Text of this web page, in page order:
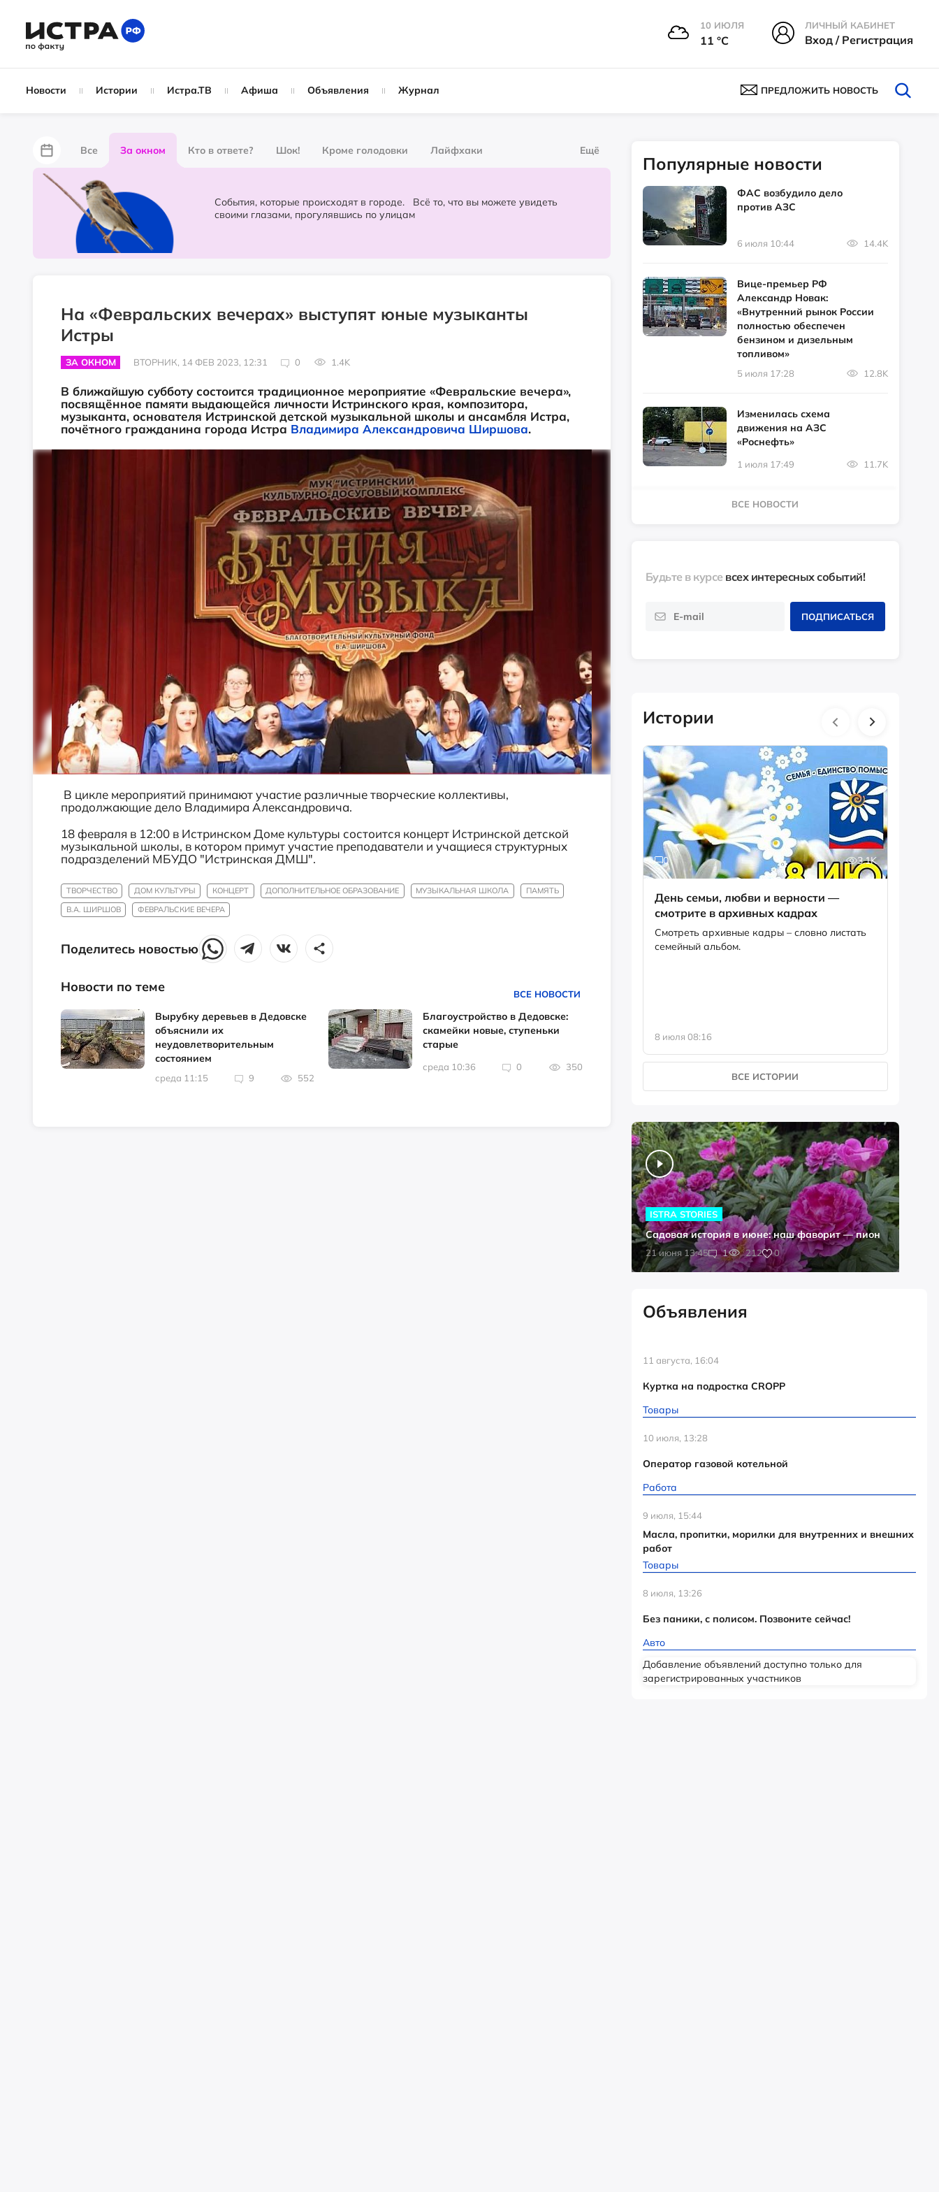
10 ИЮЛЯ
11 °С
ЛИЧНЫЙ КАБИНЕТ
Вход / Регистрация
Новости Истории Истра.ТВ Афиша Объявления Журнал ПРЕДЛОЖИТЬ НОВОСТЬ
Все За окном Кто в ответе? Шок! Кроме голодовки Лайфхаки
За забором
Партнёрский материал Народные новости Слухи
Ещё
События, которые происходят в городе. Всё то, что вы можете увидеть
своими глазами, прогулявшись по улицам
На «Февральских вечерах» выступят юные музыканты
Истры
ЗА ОКНОМ ВТОРНИК, 14 ФЕВ 2023, 12:31 0 1.4K
В ближайшую субботу состоится традиционное мероприятие «Февральские вечера»,
посвящённое памяти выдающейся личности Истринского края, композитора,
музыканта, основателя Истринской детской музыкальной школы и ансамбля Истра,
почётного гражданина города Истра Владимира Александровича Ширшова.
В цикле мероприятий принимают участие различные творческие коллективы,
продолжающие дело Владимира Александровича.
18 февраля в 12:00 в Истринском Доме культуры состоится концерт Истринской детской
музыкальной школы, в котором примут участие преподаватели и учащиеся структурных
подразделений МБУДО "Истринская ДМШ".
ТВОРЧЕСТВО ДОМ КУЛЬТУРЫ КОНЦЕРТ ДОПОЛНИТЕЛЬНОЕ ОБРАЗОВАНИЕ МУЗЫКАЛЬНАЯ ШКОЛА
ПАМЯТЬ
В.А. ШИРШОВ
ФЕВРАЛЬСКИЕ ВЕЧЕРА
Поделитесь новостью
Новости по теме ВСЕ НОВОСТИ
Вырубку деревьев в Дедовске
объяснили их
неудовлетворительным
состоянием
среда 11:15 9 552
Благоустройство в Дедовске:
скамейки новые, ступеньки
старые
среда 10:36 0 350
Популярные новости
ФАС возбудило дело
против АЗС
6 июля 10:44 14.4K
Вице-премьер РФ
Александр Новак:
«Внутренний рынок России
полностью обеспечен
бензином и дизельным
топливом»
5 июля 17:28 12.8K
Изменилась схема
движения на АЗС
«Роснефть»
1 июля 17:49 11.7K
ВСЕ НОВОСТИ
Будьте в курсе всех интересных событий!
ПОДПИСАТЬСЯ
Истории
0 3.1K
День семьи, любви и верности —
смотрите в архивных кадрах
Смотреть архивные кадры – словно листать
семейный альбом.
8 июля 08:16
ВСЕ ИСТОРИИ
21 июня 13:45 1 212 0
ISTRA STORIES
Садовая история в июне: наш фаворит — пион
Объявления
11 августа, 16:04
Куртка на подростка CROPP
Товары
10 июля, 13:28
Оператор газовой котельной
Работа
9 июля, 15:44
Масла, пропитки, морилки для внутренних и внешних
работ
Товары
8 июля, 13:26
Без паники, с полисом. Позвоните сейчас!
Авто
Добавление объявлений доступно только для
зарегистрированных участников